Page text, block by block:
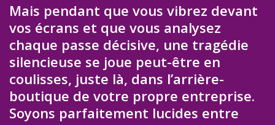
Mais pendant que vous vibrez devant
vos écrans et que vous analysez
chaque passe décisive, une tragédie
silencieuse se joue peut-être en
coulisses, juste là, dans l’arrière-
boutique de votre propre entreprise.
Soyons parfaitement lucides entre